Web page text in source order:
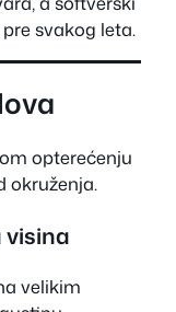
svakog leta.
opterećenju
okruženja.
visina
velikim